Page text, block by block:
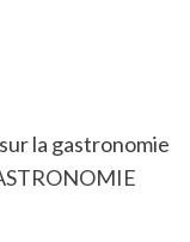
la gastronomie